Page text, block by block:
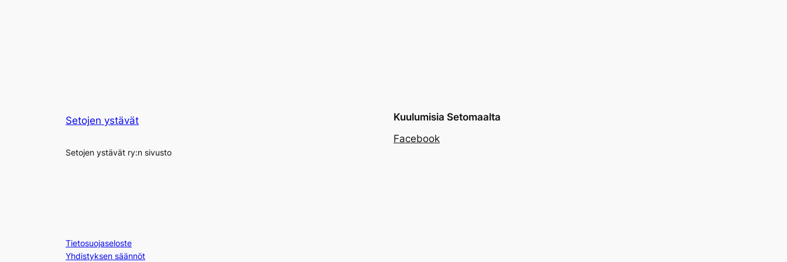
Setojen ystävät
Setojen ystävät ry:n sivusto
Kuulumisia Setomaalta
Facebook
Tietosuojaseloste
Yhdistyksen säännöt